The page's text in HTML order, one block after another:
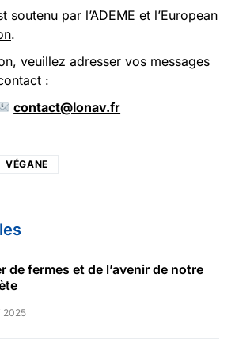
soutenu par l’ADEME et l’European
.
veuillez adresser vos messages
:
contact@lonav.fr
VÉGANE
de fermes et de l’avenir de notre
2025